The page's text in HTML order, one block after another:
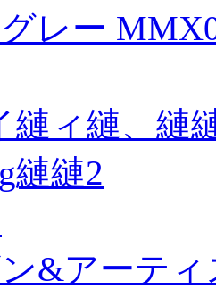
レー
縺ィ縺、縺
縺縺2
&アーテ